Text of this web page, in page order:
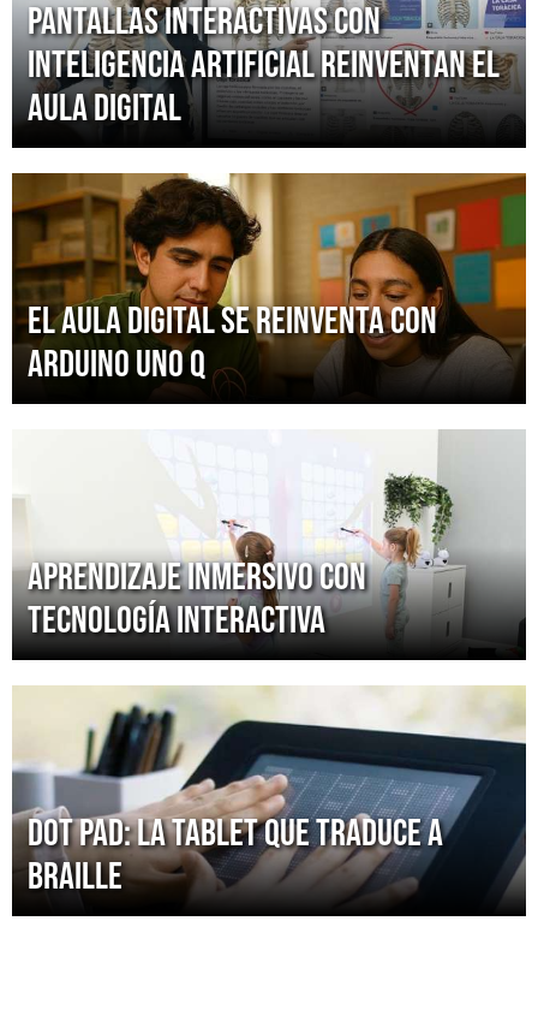
Pantallas interactivas con
inteligencia artificial reinventan el
aula digital
El aula digital se reinventa con
Arduino UNO Q
Aprendizaje inmersivo con
tecnología interactiva
Dot Pad: la tablet que traduce a
braille